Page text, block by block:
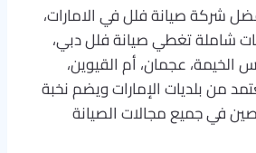
شركة صيانة فلل في الامارات،
شاملة تغطي صيانة فلل دبي،
الخيمة، عجمان، أم القيوين،
من بلديات الإمارات ويضم نخبة
في جميع مجالات الصيانة